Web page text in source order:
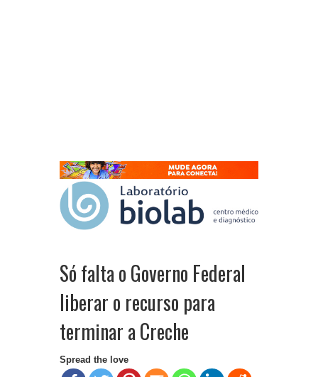
Só falta o Governo Federal
liberar o recurso para
terminar a Creche
Spread the love